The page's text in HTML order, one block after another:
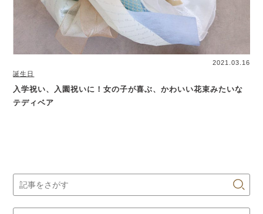
2021.03.16
誕生日
入学祝い、入園祝いに！女の子が喜ぶ、かわいい花束みたいな
テディベア